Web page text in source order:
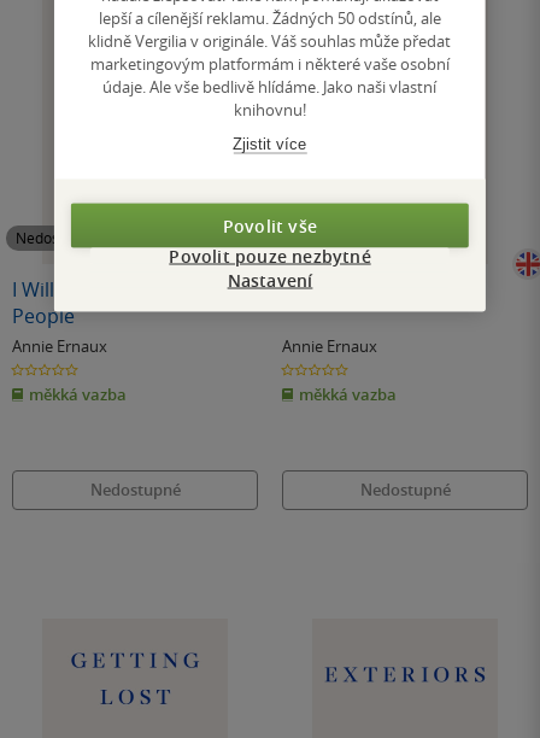
Nedostupné
I Will Write To Avenge My
People
Annie Ernaux
0.0
z
5
hvězdiček
měkká vazba
Nedostupné
Nedostupné
Happening
Annie Ernaux
0.0
z
5
hvězdiček
měkká vazba
Nedostupné
lepší a cílenější reklamu. Žádných 50 odstínů, ale
klidně Vergilia v originále. Váš souhlas může předat
marketingovým platformám i některé vaše osobní
údaje. Ale vše bedlivě hlídáme. Jako naši vlastní
knihovnu!
Zjistit více
Povolit vše
Povolit pouze nezbytné
Nastavení